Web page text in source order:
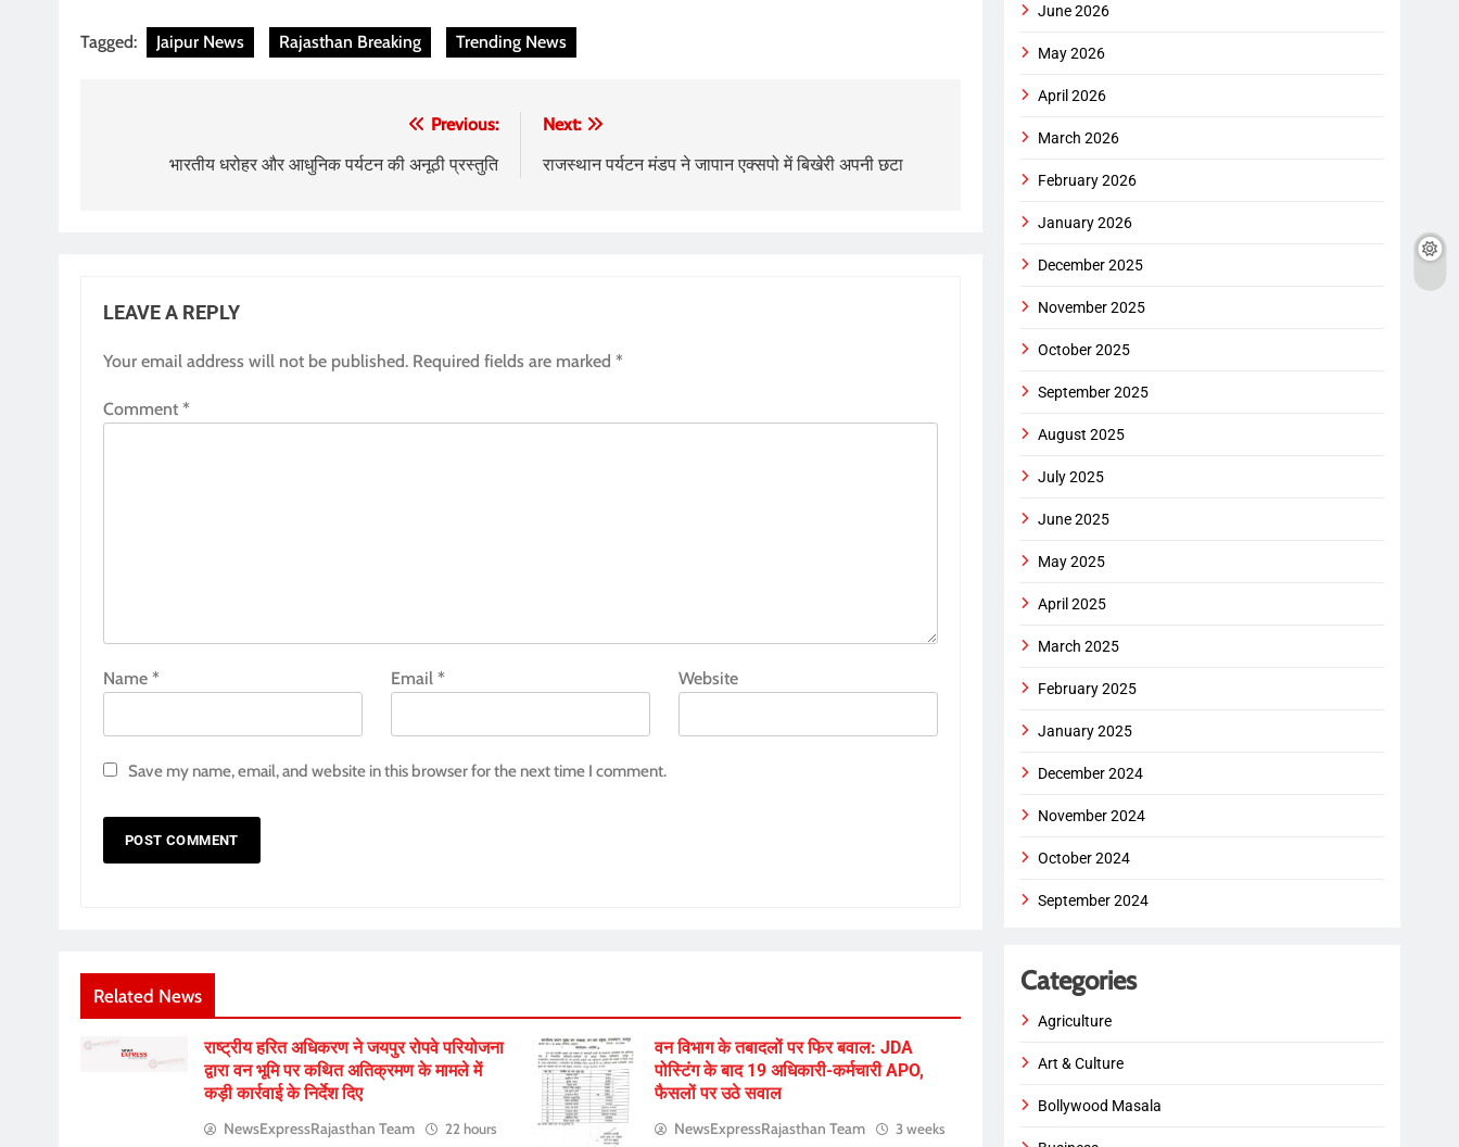
Tagged: Jaipur News Rajasthan Breaking Trending News
navigation
Previous:
भारतीय धरोहर और आधुनिक पर्यटन की अनूठी प्रस्तुति
Next:
राजस्थान पर्यटन मंडप ने जापान एक्सपो में बिखेरी अपनी छटा
LEAVE A REPLY
Your email address will not be published. Required fields are marked *
Comment *
Name * Email* Website
Save my name, email, and website in this browser for the next time I comment.
Related News
राष्ट्रीय हरित अधिकरण ने जयपुर रोपवे परियोजना
द्वारा वन भूमि पर कथित अतिक्रमण के मामले में
कड़ी कार्रवाई के निर्देश दिए
NewsExpressRajasthan Team
22 hours
वन विभाग के तबादलों पर फिर बवाल: JDA
पोस्टिंग के बाद 19 अधिकारी-कर्मचारी APO,
फैसलों पर उठे सवाल
NewsExpressRajasthan Team
3 weeks
June 2026
May 2026
April 2026
March 2026
February 2026
January 2026
December 2025
November 2025
October 2025
September 2025
August 2025
July 2025
June 2025
May 2025
April 2025
March 2025
February 2025
January 2025
December 2024
November 2024
October 2024
September 2024
Categories
Agriculture
Art & Culture
Bollywood Masala